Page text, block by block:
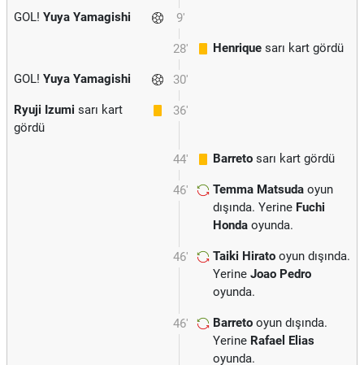
9'
GOL! Yuya Yamagishi
28' Henrique sarı kart gördü
30'
GOL! Yuya Yamagishi
36'
Ryuji Izumi sarı kart
gördü
44' Barreto sarı kart gördü
46' Temma Matsuda oyun
dışında. Yerine Fuchi
Honda oyunda.
46' Taiki Hirato oyun dışında.
Yerine Joao Pedro
oyunda.
46' Barreto oyun dışında.
Yerine Rafael Elias
oyunda.